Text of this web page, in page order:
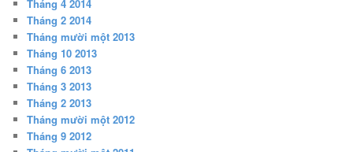
Tháng 4 2014
Tháng 2 2014
Tháng mười một 2013
Tháng 10 2013
Tháng 6 2013
Tháng 3 2013
Tháng 2 2013
Tháng mười một 2012
Tháng 9 2012